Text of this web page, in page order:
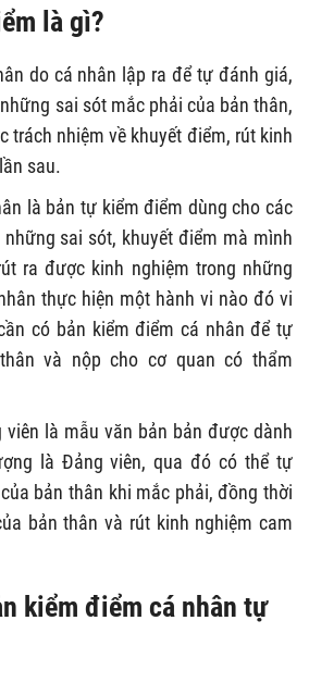
là gì?
do cá nhân lập ra để tự đánh giá,
sai sót mắc phải của bản thân,
trách nhiệm về khuyết điểm, rút kinh
sau.
là bản tự kiểm điểm dùng cho các
sai sót, khuyết điểm mà mình
ra được kinh nghiệm trong những
thực hiện một hành vi nào đó vi
có bản kiểm điểm cá nhân để tự
và nộp cho cơ quan có thẩm
là mẫu văn bản bản được dành
là Đảng viên, qua đó có thể tự
bản thân khi mắc phải, đồng thời
bản thân và rút kinh nghiệm cam
kiểm điểm cá nhân tự